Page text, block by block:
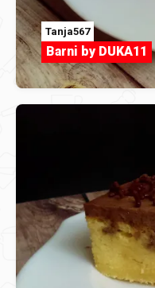
Tanja567
Barni by DUKA11